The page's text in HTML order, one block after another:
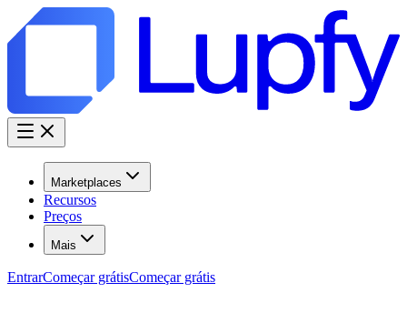
Marketplaces
Recursos
Preços
Mais
EntrarComeçar grátisComeçar grátis